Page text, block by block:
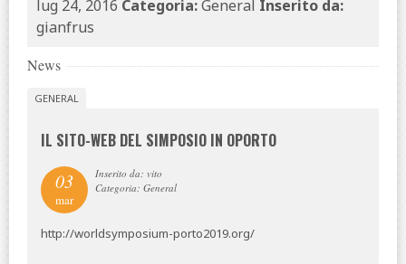
lug 24, 2016 Categoria:General Inserito da:
gianfrus
News
GENERAL
IL SITO-WEB DEL SIMPOSIO IN OPORTO
03
mar
Inserito da: vito
Categoria: General
http://worldsymposium-porto2019.org/